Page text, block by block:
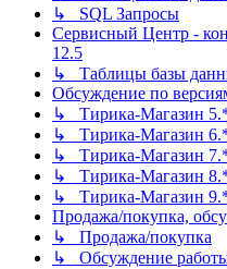
↳ SQL Запросы
Сервисный Центр -
12.5
↳ Таблицы базы
Обсуждение по
↳ Тирика-Магазин
↳ Тирика-Магазин
↳ Тирика-Магазин
↳ Тирика-Магазин
↳ Тирика-Магазин
Продажа/покупка,
↳ Продажа/покупка
↳ Обсуждение